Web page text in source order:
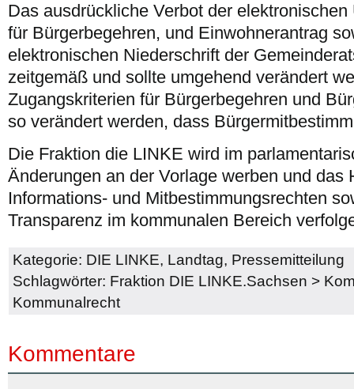
Das ausdrückliche Verbot der
für Bürgerbegehren, und Einwohnerantrag
elektronischen Niederschrift der
zeitgemäß und sollte umgehend verändert
Zugangskriterien für Bürgerbegehren und
so verändert werden, dass
Die Fraktion die LINKE wird im
Änderungen an der Vorlage werben und das
Informations- und Mitbestimmungsrechten
Transparenz im kommunalen Bereich
Kategorie: DIE LINKE, Landtag, Pressemitteilung
Schlagwörter: Fraktion DIE LINKE.Sachsen >
Kommunalrecht
Kommentare